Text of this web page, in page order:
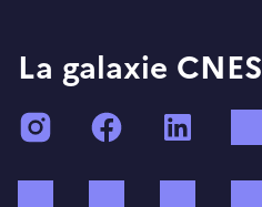
La galaxie CNES
InstagramFacebook